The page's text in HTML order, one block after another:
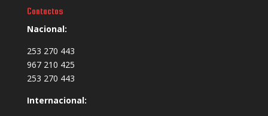
Contactos
Nacional:
253 270 443
967 210 425
253 270 443
Internacional: